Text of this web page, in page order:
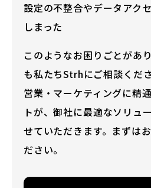
設定の不整合やデータアク
しまった
このようなお困りごとがあ
も私たちStrhにご相談くだ
営業・マーケティングに精
トが、御社に最適なソリュ
せていただきます。まずは
ださい。